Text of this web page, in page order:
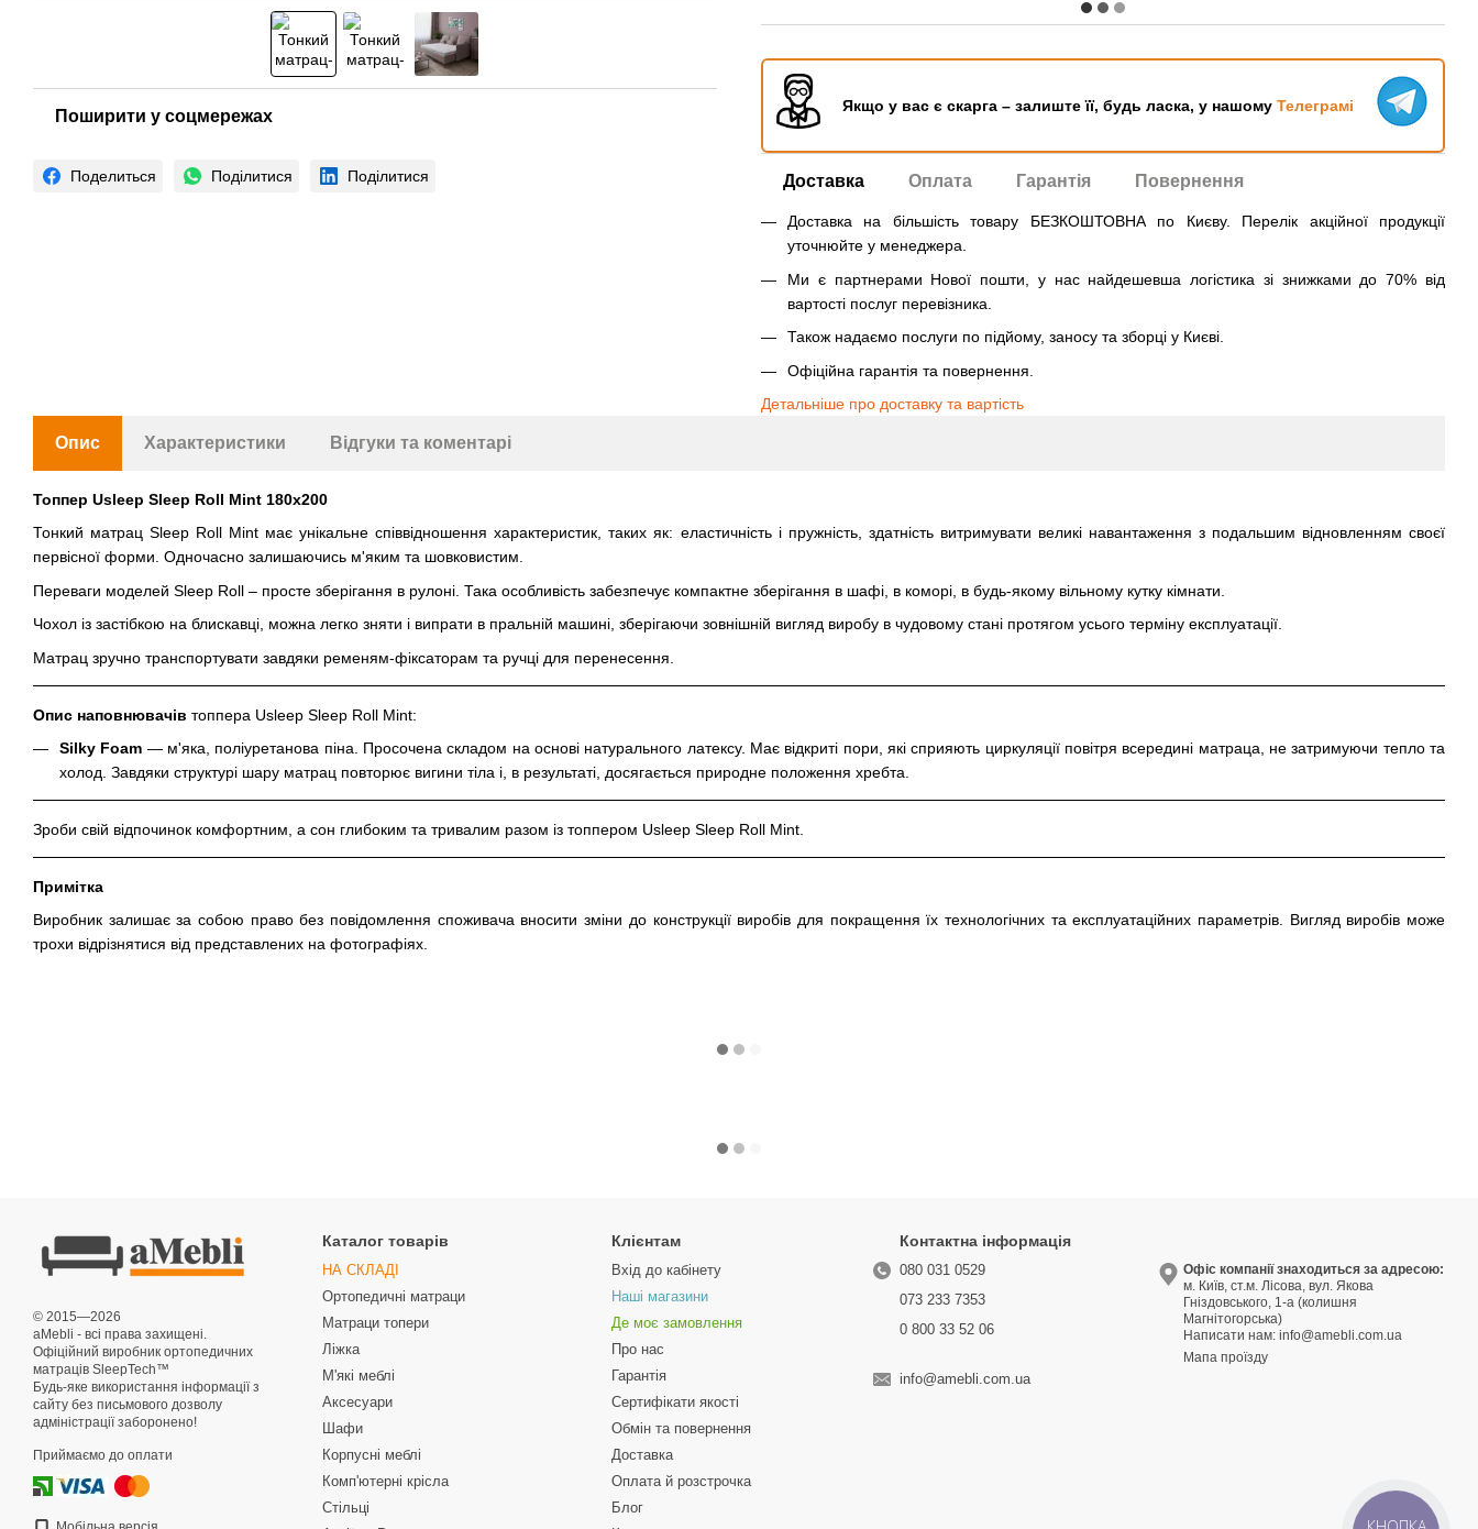
Поширити у соцмережах
Поделиться Поділитися Поділитися
Якщо у вас є скарга – залиште її, будь ласка, у нашому Телеграмі
Доставка Оплата Гарантія Повернення
Доставка на більшість товару БЕЗКОШТОВНА по Києву. Перелік акційної продукції
уточнюйте у менеджера.
Ми є партнерами Нової пошти, у нас найдешевша логістика зі знижками до 70% від
вартості послуг перевізника.
Також надаємо послуги по підйому, заносу та зборці у Києві.
Офіційна гарантія та повернення.
Детальніше про доставку та вартість
Опис Характеристики Відгуки та коментарі
Топпер Usleep Sleep Roll Mint 180х200
Тонкий матрац Sleep Roll Mint має унікальне співвідношення характеристик, таких як: еластичність і пружність, здатність витримувати великі навантаження з подальшим відновленням своєї
первісної форми. Одночасно залишаючись м'яким та шовковистим.
Переваги моделей Sleep Roll – просте зберігання в рулоні. Така особливість забезпечує компактне зберігання в шафі, в коморі, в будь-якому вільному кутку кімнати.
Чохол із застібкою на блискавці, можна легко зняти і випрати в пральній машині, зберігаючи зовнішній вигляд виробу в чудовому стані протягом усього терміну експлуатації.
Матрац зручно транспортувати завдяки ременям-фіксаторам та ручці для перенесення.
Опис наповнювачів топпера Usleep Sleep Roll Mint:
Silky Foam — м'яка, поліуретанова піна. Просочена складом на основі натурального латексу. Має відкриті пори, які сприяють циркуляції повітря всередині матраца, не затримуючи тепло та
холод. Завдяки структурі шару матрац повторює вигини тіла і, в результаті, досягається природне положення хребта.
Зроби свій відпочинок комфортним, а сон глибоким та тривалим разом із топпером Usleep Sleep Roll Mint.
Примітка
Виробник залишає за собою право без повідомлення споживача вносити зміни до конструкції виробів для покращення їх технологічних та експлуатаційних параметрів. Вигляд виробів може
трохи відрізнятися від представлених на фотографіях.
© 2015—2026
aMebli - всі права захищені.
Офіційний виробник ортопедичних
матраців SleepTech™
Будь-яке використання інформації з
сайту без письмового дозволу
адміністрації заборонено!
Приймаємо до оплати
Каталог товарів
НА СКЛАДІ
Ортопедичні матраци
Матраци топери
Ліжка
М'які меблі
Аксесуари
Шафи
Корпусні меблі
Комп'ютерні крісла
Стільці
Клієнтам
Вхід до кабінету
Наші магазини
Де моє замовлення
Про нас
Гарантія
Сертифікати якості
Обмін та повернення
Доставка
Оплата й розстрочка
Блог
Контактна інформація
080 031 0529
073 233 7353
0 800 33 52 06
info@amebli.com.ua
Офіс компанії знаходиться за адресою:
м. Київ, ст.м. Лісова, вул. Якова
Гніздовського, 1-а (колишня
Магнітогорська)
Написати нам:info@amebli.com.ua
Мапа проїзду